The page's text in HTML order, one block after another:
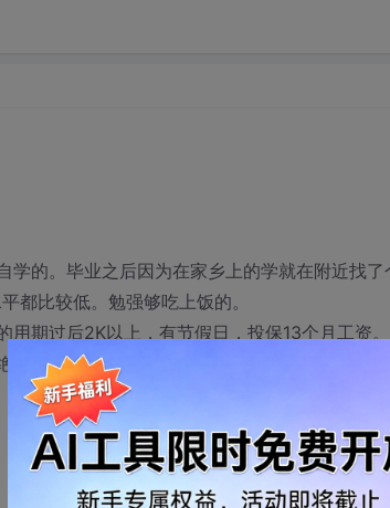
的。毕业之后因为在家乡上的学就在附近找了
都比较低。勉强够吃上饭的。
期过后2K以上，有节假日，投保13个月工资
是实力很厚地。